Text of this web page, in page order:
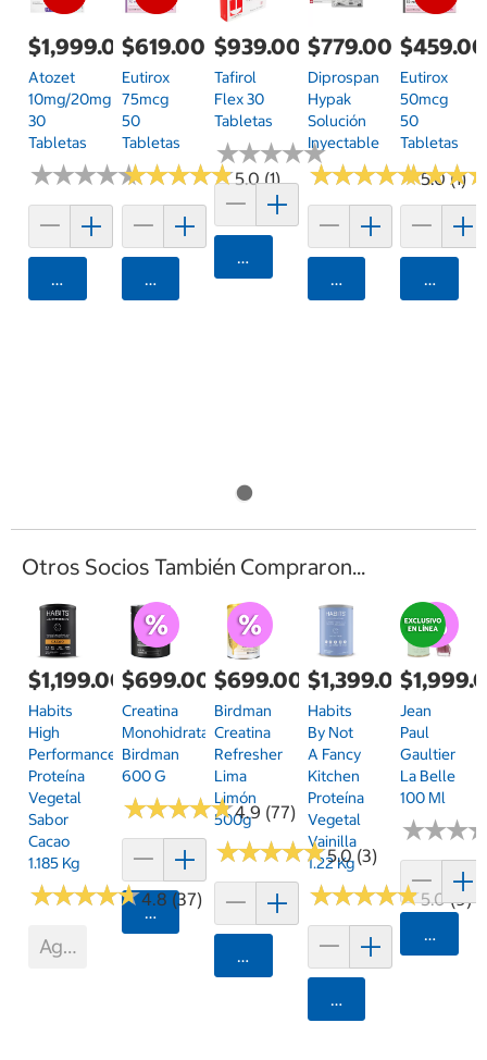
$1,999.00
Atozet
10mg/20mg
30
Tabletas
★★★★★
★★★★★
Agregar
$619.00
Eutirox
75mcg
50
Tabletas
★★★★★
★★★★★5.0 (1)
Agregar
$939.00
Tafirol
Flex 30
Tabletas
★★★★★
★★★★★
Agregar
$779.00
Diprospan
Hypak
Solución
Inyectable
★★★★★
★★★★★5.0 (1)
Agregar
$459.00
Eutirox
50mcg
50
Tabletas
★★★
★★★
Otros Socios También Compraron...
$1,199.00
Habits
High
Performance
Proteína
Vegetal
Sabor
Cacao
1.185 Kg
★★★★★
★★★★★4.8 (37)
Agotado
$699.00
Creatina
Monohidratada
Birdman
600 G
★★★★★
★★★★★4.9 (77)
Agregar
$699.00
Birdman
Creatina
Refresher
Lima
Limón
500g
★★★★★
★★★★★5.0 (3)
Agregar
$1,399.00
Habits
By Not
A Fancy
Kitchen
Proteína
Vegetal
Vainilla
1.22 Kg
★★★★★
★★★★★5.0 (9)
Agregar
Jean
Paul
Gaultier
La Belle
100 Ml
★★★
★★★